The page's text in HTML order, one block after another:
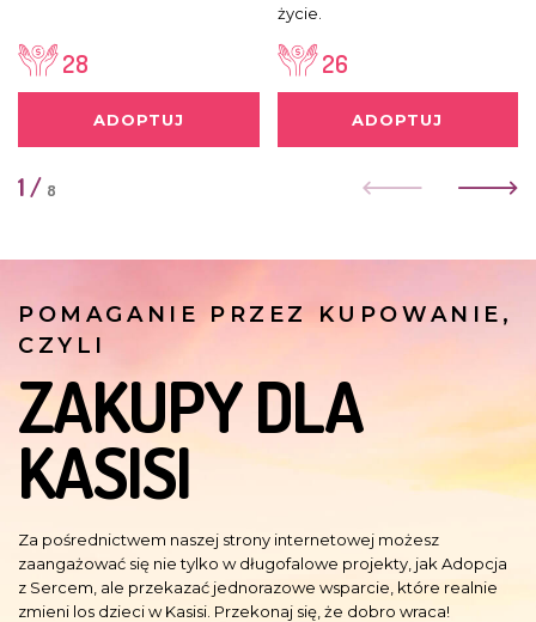
28
ADOPTUJ
życie.
26
ADOPTUJ
1 / 8
POMAGANIE PRZEZ KUPOWANIE,
CZYLI
ZAKUPY DLA
KASISI
Za pośrednictwem naszej strony internetowej możesz
zaangażować się nie tylko w długofalowe projekty, jak Adopcja
z Sercem, ale przekazać jednorazowe wsparcie, które realnie
zmieni los dzieci w Kasisi. Przekonaj się, że dobro wraca!